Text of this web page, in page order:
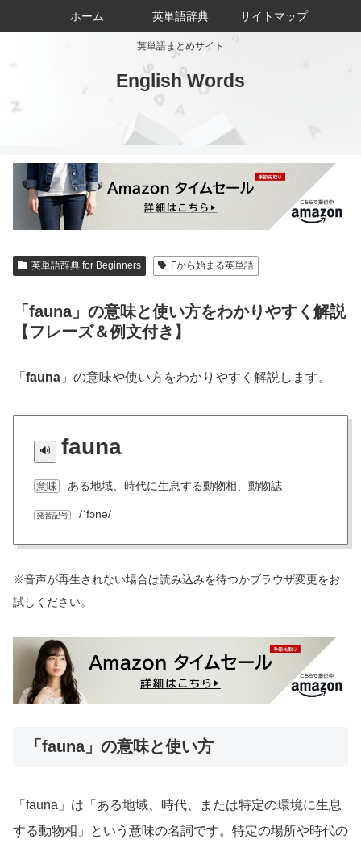
英単語まとめサイト
English Words
ホーム 英単語辞典 サイトマップ
英単語辞典 for Beginners Fから始まる英単語
「fauna」の意味と使い方をわかりやすく解説
【フレーズ＆例文付き】
「 fauna 」の意味や使い方をわかりやすく解説します。
fauna
意味 ある地域、時代に生息する動物相、動物誌
発音記号 /ˈfɔnə/
※音声が再生されない場合は読み込みを待つかブラウザ変更をお
試しください。
「fauna」の意味と使い方
「fauna」は「ある地域、時代、または特定の環境に生息
する動物相」という意味の名詞です。特定の場所や時代の